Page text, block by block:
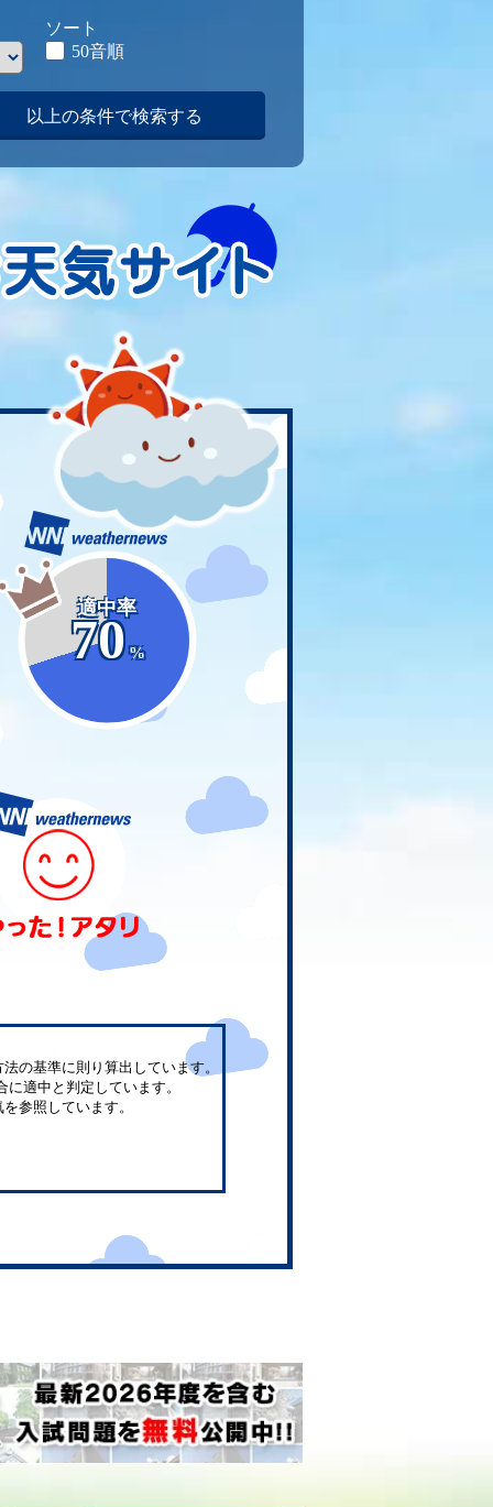
ソート
50音順
以上の条件で検索する
適中率
70
%
の基準に則り算出しています。
に適中と判定しています。
参照しています。